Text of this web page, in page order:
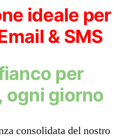
ideale per
& SMS
per
ogni giorno
consolidata del nostro